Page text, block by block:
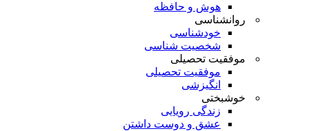
هوش و حافظه
روانشناسی
خودشناسی
شخصیت شناسی
موفقیت تحصیلی
موفقیت تحصیلی
انگیزشی
خوشبختی
زندگی رویایی
عشق و دوست داشتن